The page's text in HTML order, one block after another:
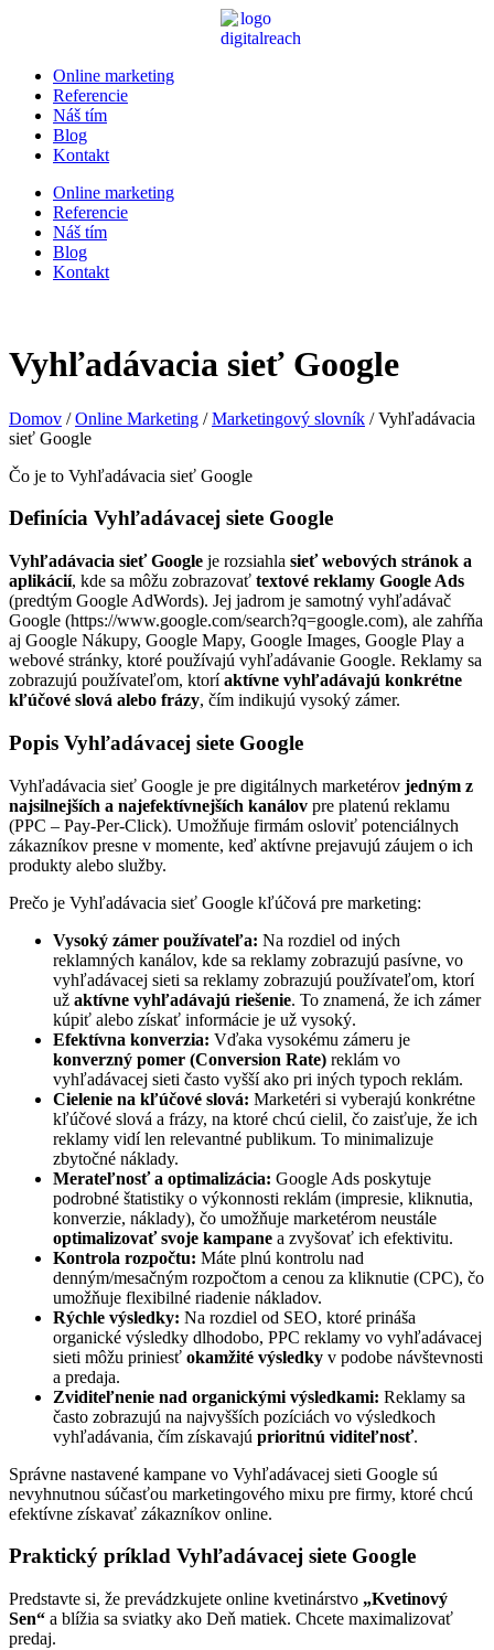
Online marketing
Referencie
Náš tím
Blog
Kontakt
Online marketing
Referencie
Náš tím
Blog
Kontakt
Vyhľadávacia sieť Google
Domov /Online Marketing /Marketingový slovník /Vyhľadávacia
sieť Google
Čo je to Vyhľadávacia sieť Google
Definícia Vyhľadávacej siete Google
Vyhľadávacia sieť Google je rozsiahla sieť webových stránok a
aplikácií, kde sa môžu zobrazovať textové reklamy Google Ads
(predtým Google AdWords). Jej jadrom je samotný vyhľadávač
Google (https://www.google.com/search?q=google.com), ale zahŕňa
aj Google Nákupy, Google Mapy, Google Images, Google Play a
webové stránky, ktoré používajú vyhľadávanie Google. Reklamy sa
zobrazujú používateľom, ktoríaktívne vyhľadávajú konkrétne
kľúčové slová alebo frázy, čím indikujú vysoký zámer.
Popis Vyhľadávacej siete Google
Vyhľadávacia sieť Google je pre digitálnych marketérov jedným z
najsilnejších a najefektívnejších kanálov pre platenú reklamu
(PPC – Pay-Per-Click). Umožňuje firmám osloviť potenciálnych
zákazníkov presne v momente, keď aktívne prejavujú záujem o ich
produkty alebo služby.
Prečo je Vyhľadávacia sieť Google kľúčová pre marketing:
Vysoký zámer používateľa: Na rozdiel od iných
reklamných kanálov, kde sa reklamy zobrazujú pasívne, vo
vyhľadávacej sieti sa reklamy zobrazujú používateľom, ktorí
už aktívne vyhľadávajú riešenie. To znamená, že ich zámer
kúpiť alebo získať informácie je už vysoký.
Efektívna konverzia: Vďaka vysokému zámeru je
konverzný pomer (Conversion Rate) reklám vo
vyhľadávacej sieti často vyšší ako pri iných typoch reklám.
Cielenie na kľúčové slová: Marketéri si vyberajú konkrétne
kľúčové slová a frázy, na ktoré chcú cielil, čo zaisťuje, že ich
reklamy vidí len relevantné publikum. To minimalizuje
zbytočné náklady.
Merateľnosť a optimalizácia: Google Ads poskytuje
podrobné štatistiky o výkonnosti reklám (impresie, kliknutia,
konverzie, náklady), čo umožňuje marketérom neustále
optimalizovať svoje kampane a zvyšovať ich efektivitu.
Kontrola rozpočtu: Máte plnú kontrolu nad
denným/mesačným rozpočtom a cenou za kliknutie (CPC), čo
umožňuje flexibilné riadenie nákladov.
Rýchle výsledky: Na rozdiel od SEO, ktoré prináša
organické výsledky dlhodobo, PPC reklamy vo vyhľadávacej
sieti môžu priniesť okamžité výsledky v podobe návštevnosti
a predaja.
Zviditeľnenie nad organickými výsledkami: Reklamy sa
často zobrazujú na najvyšších pozíciách vo výsledkoch
vyhľadávania, čím získavajú prioritnú viditeľnosť.
Správne nastavené kampane vo Vyhľadávacej sieti Google sú
nevyhnutnou súčasťou marketingového mixu pre firmy, ktoré chcú
efektívne získavať zákazníkov online.
Praktický príklad Vyhľadávacej siete Google
Predstavte si, že prevádzkujete online kvetinárstvo „Kvetinový
Sen“ a blížia sa sviatky ako Deň matiek. Chcete maximalizovať
predaj.